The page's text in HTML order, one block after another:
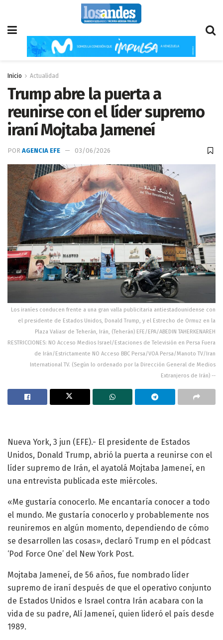
Inicio Actualidad
Trump abre la puerta a
reunirse con el líder supremo
iraní Mojtaba Jameneí
POR AGENCIA EFE 03/06/2026
Los iraníes conducen frente a una gran valla publicitaria antiestadounidense con
el presidente de Estados Unidos, Donald Trump, y el Estrecho de Ormuz en la
Plaza Valiasr de Teherán, Irán, (Teherán) EFE/EPA/ABEDIN TAHERKENAREH
RESTRICCIONES: NO Acceso Medios Israel/Estaciones de Televisión en Persa Fuera
de Irán/Estrictamente NO Acceso BBC Persa/VOA Persa/Manoto TV/Iran
International TV. (Según lo ordenado por la Dirección General de Medios
Extranjeros de Irán) --
Nueva York, 3 jun (EFE).- El presidente de Estados
Unidos, Donald Trump, abrió la puerta a reunirse con el
líder supremo de Irán, el ayatolá Mojtaba Jameneí, en
una entrevista publicada este miércoles.
«Me gustaría conocerlo. Me encantaría conocer a todo
el mundo. Me gustaría conocerlo y probablemente nos
reuniremos en algún momento, dependiendo de cómo
se desarrollen las cosas», declaró Trump en el pódcast
‘Pod Force One’ del New York Post.
Mojtaba Jameneí, de 56 años, fue nombrado líder
supremo de iraní después de que el operativo conjunto
de Estados Unidos e Israel contra Irán acabara con la
vida de su padre, Alí Jameneí, quien lideró el país desde
1989.